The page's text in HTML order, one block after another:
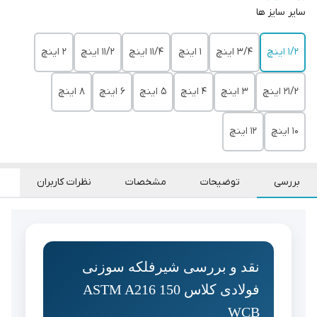
سایر سایز ها
۱/۲ اینچ ۳/۴ اینچ ۱ اینچ ۱۱/۴ اینچ ۱۱/۲ اینچ ۲ اینچ
21/2 اینچ ۳ اینچ ۴ اینچ ۵ اینچ ۶ اینچ ۸ اینچ
۱۰ اینچ ۱۲ اینچ
بررسی توضیحات مشخصات نظرات کاربران
نقد و بررسی شیرفلکه سوزنی
فولادی کلاس 150 ASTM A216
WCB